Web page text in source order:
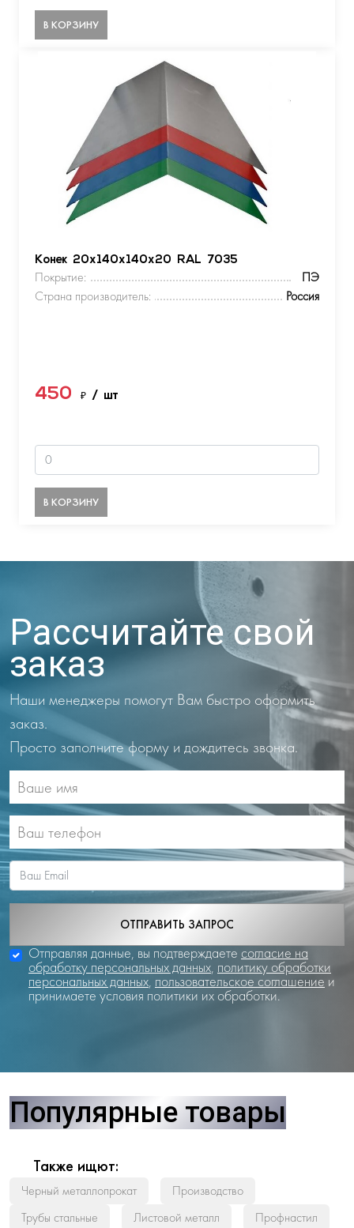
В КОРЗИНУ
Конек 20х140х140х20 RAL 7035
Покрытие:
ПЭ
Страна производитель:
Россия
450 ₽ / шт
В КОРЗИНУ
Рассчитайте свой
заказ
Наши менеджеры помогут Вам быстро оформить
заказ.
Просто заполните форму и дождитесь звонка.
ОТПРАВИТЬ ЗАПРОС
Отправляя данные, вы подтверждаете согласие на
обработку персональных данных, политику обработки
персональных данных, пользовательское соглашение и
принимаете условия политики их обработки.
Популярные товары
Также ищют:
Черный металлопрокат
Производство
Трубы стальные
Листовой металл
Профнастил